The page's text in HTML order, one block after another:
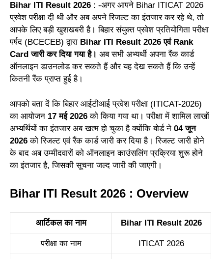
Bihar ITI Result 2026 : -अगर आपने Bihar ITICAT 2026
प्रवेश परीक्षा दी थी और अब अपने रिजल्ट का इंतजार कर रहे थे, तो
आपके लिए बड़ी खुशखबरी है। बिहार संयुक्त प्रवेश प्रतियोगिता परीक्षा
पर्षद (BCECEB) द्वारा Bihar ITI Result 2026 एवं Rank
Card जारी कर दिया गया है। अब सभी अभ्यर्थी अपना रैंक कार्ड
ऑनलाइन डाउनलोड कर सकते हैं और यह देख सकते हैं कि उन्हें
कितनी रैंक प्राप्त हुई है।
आपको बता दें कि बिहार आईटीआई प्रवेश परीक्षा (ITICAT-2026)
का आयोजन 17 मई 2026 को किया गया था। परीक्षा में शामिल लाखों
अभ्यर्थियों का इंतजार अब खत्म हो चुका है क्योंकि बोर्ड ने 04 जून
2026 को रिजल्ट एवं रैंक कार्ड जारी कर दिया है। रिजल्ट जारी होने
के बाद अब उम्मीदवारों को ऑनलाइन काउंसलिंग प्रक्रिया शुरू होने
का इंतजार है, जिसकी सूचना जल्द जारी की जाएगी।
Bihar ITI Result 2026 : Overview
आर्टिकल का नाम Bihar ITI Result 2026
परीक्षा का नाम ITICAT 2026